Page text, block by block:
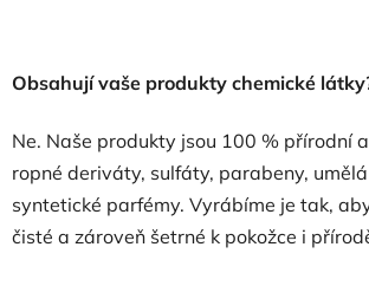
Obsahují vaše produkty chemické
Ne. Naše produkty jsou 100 % přírodní
ropné deriváty, sulfáty, parabeny,
syntetické parfémy. Vyrábíme je tak,
čisté a zároveň šetrné k pokožce i